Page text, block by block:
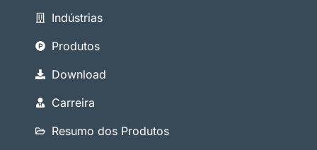
Indústrias
Produtos
Download
Carreira
Resumo dos Produtos